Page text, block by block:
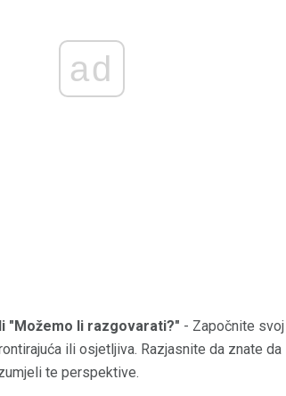
ad
"Možemo li razgovarati?" - Započnite
ili osjetljiva. Razjasnite da znate
te perspektive.